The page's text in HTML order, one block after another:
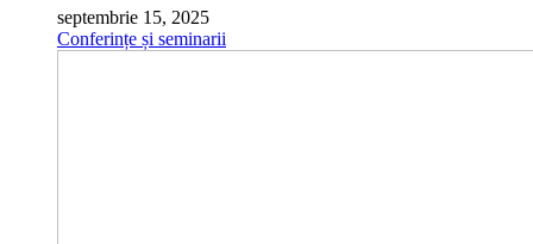
septembrie 15, 2025
Conferințe și seminarii